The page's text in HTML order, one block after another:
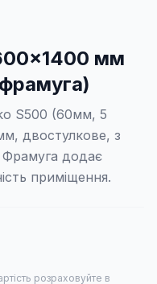
мм
S500 (60мм, 5
двостулкове, з
додає
приміщення.
розраховуйте в